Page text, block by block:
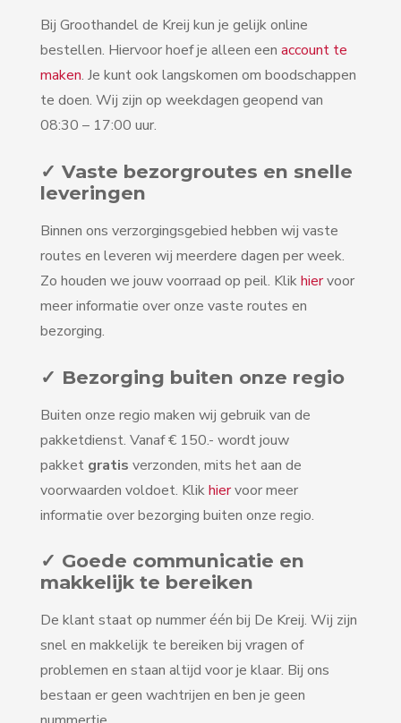
Bij Groothandel de Kreij kun je gelijk online
bestellen. Hiervoor hoef je alleen een account te
maken. Je kunt ook langskomen om boodschappen
te doen. Wij zijn op weekdagen geopend van
08:30 – 17:00 uur.
✓ Vaste bezorgroutes en snelle
leveringen
Binnen ons verzorgingsgebied hebben wij vaste
routes en leveren wij meerdere dagen per week.
Zo houden we jouw voorraad op peil. Klikhiervoor
meer informatie over onze vaste routes en
bezorging.
✓ Bezorging buiten onze regio
Buiten onze regio maken wij gebruik van de
pakketdienst. Vanaf € 150.- wordt jouw
pakket gratis verzonden, mits het aan de
voorwaarden voldoet. Klikhiervoor meer
informatie over bezorging buiten onze regio.
✓ Goede communicatie en
makkelijk te bereiken
De klant staat op nummer één bij De Kreij. Wij zijn
snel en makkelijk te bereiken bij vragen of
problemen en staan altijd voor je klaar. Bij ons
bestaan er geen wachtrijen en ben je geen